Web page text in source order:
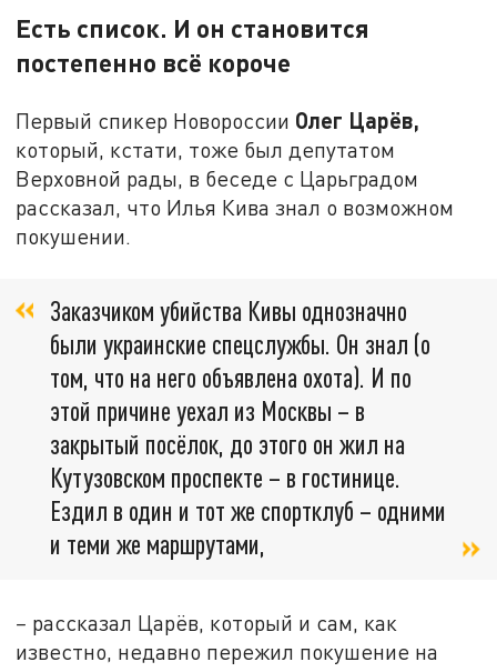
Есть список. И он становится
постепенно всё короче
Первый спикер Новороссии Олег Царёв,
который, кстати, тоже был депутатом
Верховной рады, в беседе с Царьградом
рассказал, что Илья Кива знал о возможном
покушении.
Заказчиком убийства Кивы однозначно
были украинские спецслужбы. Он знал (о
том, что на него объявлена охота). И по
этой причине уехал из Москвы – в
закрытый посёлок, до этого он жил на
Кутузовском проспекте – в гостинице.
Ездил в один и тот же спортклуб – одними
и теми же маршрутами,
– рассказал Царёв, который и сам, как
известно, недавно пережил покушение на